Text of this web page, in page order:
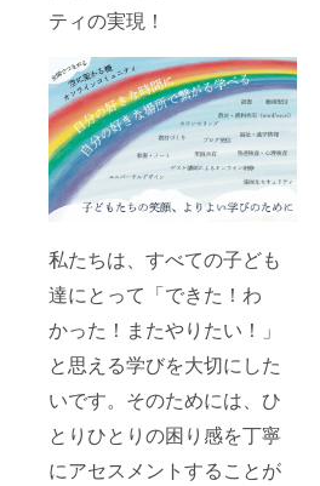
ティの実現！
私たちは、すべての子ども
達にとって「できた！わ
かった！またやりたい！」
と思える学びを大切にした
いです。そのためには、ひ
とりひとりの困り感を丁寧
にアセスメントすることが